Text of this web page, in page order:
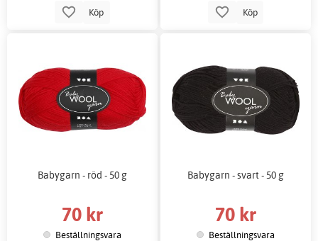
Köp Köp
Babygarn - röd - 50 g
70 kr
Beställningsvara
Babygarn - svart - 50 g
70 kr
Beställningsvara